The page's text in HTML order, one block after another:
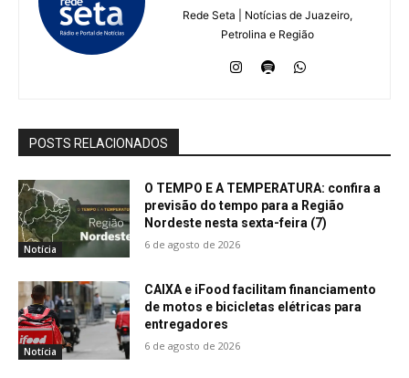
Rede Seta | Notícias de Juazeiro,
Petrolina e Região
POSTS RELACIONADOS
Notícia
O TEMPO E A TEMPERATURA: confira a
previsão do tempo para a Região
Nordeste nesta sexta-feira (7)
6 de agosto de 2026
Notícia
CAIXA e iFood facilitam financiamento
de motos e bicicletas elétricas para
entregadores
6 de agosto de 2026